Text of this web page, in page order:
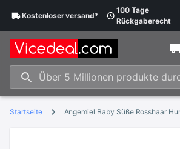
Kostenloserversand*
100 Tage
Rückgaberecht
Startseite